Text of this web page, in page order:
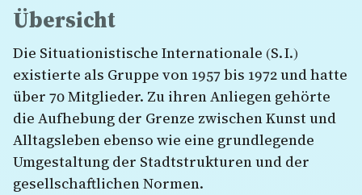
Übersicht
Die Situationistische Internationale (S. I.)
existierte als Gruppe von 1957 bis 1972 und hatte
über 70 Mitglieder. Zu ihren Anliegen gehörte
die Aufhebung der Grenze zwischen Kunst und
Alltagsleben ebenso wie eine grundlegende
Umgestaltung der Stadtstrukturen und der
gesellschaftlichen Normen.